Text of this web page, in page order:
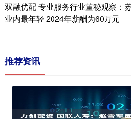
双融优配 专业服务行业董秘观察：
业内最年轻 2024年薪酬为60万元
推荐资讯